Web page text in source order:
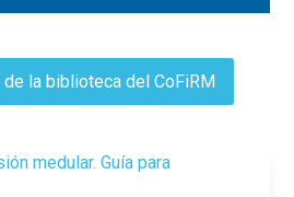
la biblioteca del CoFiRM